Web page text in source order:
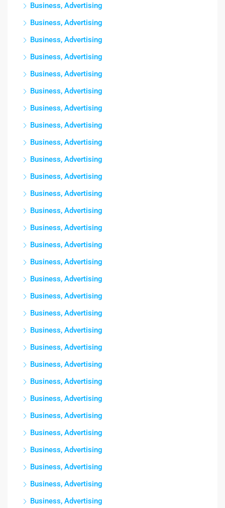
Business, Advertising
Business, Advertising
Business, Advertising
Business, Advertising
Business, Advertising
Business, Advertising
Business, Advertising
Business, Advertising
Business, Advertising
Business, Advertising
Business, Advertising
Business, Advertising
Business, Advertising
Business, Advertising
Business, Advertising
Business, Advertising
Business, Advertising
Business, Advertising
Business, Advertising
Business, Advertising
Business, Advertising
Business, Advertising
Business, Advertising
Business, Advertising
Business, Advertising
Business, Advertising
Business, Advertising
Business, Advertising
Business, Advertising
Business, Advertising